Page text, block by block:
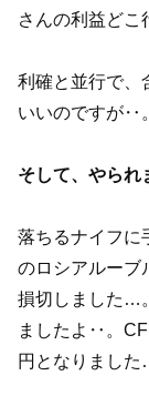
さんの利益どこ
利確と並行で、
いいのですが‥。
そして、やられ
落ちるナイフに
のロシアルーブ
損切しました…
ましたよ‥。
円となりました